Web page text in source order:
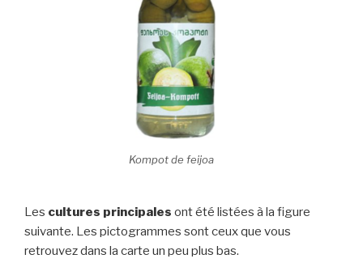
Kompot de feijoa
Les cultures principales ont été listées à la figure
suivante. Les pictogrammes sont ceux que vous
retrouvez dans la carte un peu plus bas.